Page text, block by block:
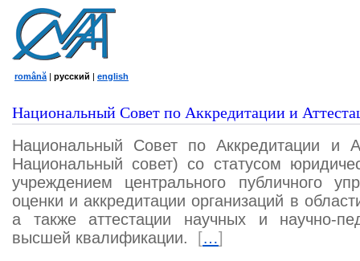
română | русский | english
Национальный Совет по Аккредитации и
Национальный Совет по Аккредитации и
Национальный совет) со статусом
учреждением центрального публичного
оценки и аккредитации организаций в
а также аттестации научных и научно-
высшей квалификации.
[…]